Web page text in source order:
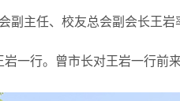
主任、校友总会副会长王岩
一行。曾市长对王岩一行前